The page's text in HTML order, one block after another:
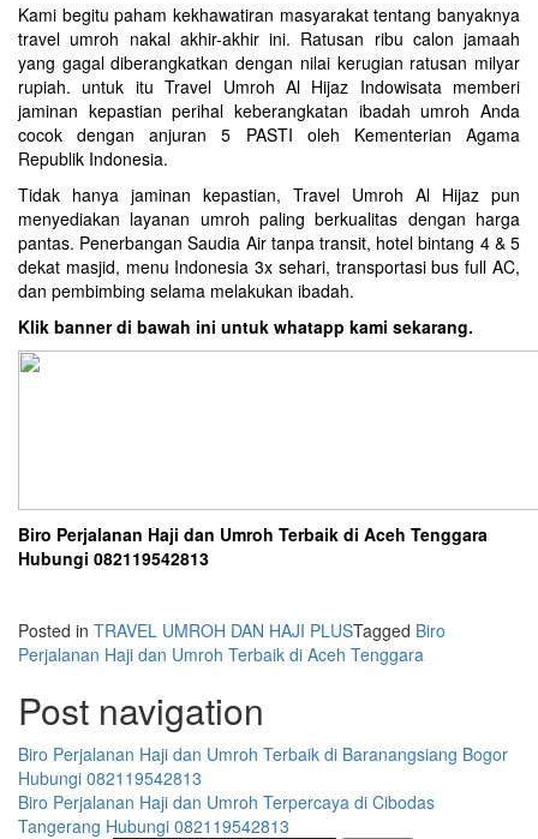
Kami begitu paham kekhawatiran masyarakat tentang banyaknya
travel umroh nakal akhir-akhir ini. Ratusan ribu calon jamaah
yang gagal diberangkatkan dengan nilai kerugian ratusan milyar
rupiah. untuk itu Travel Umroh Al Hijaz Indowisata memberi
jaminan kepastian perihal keberangkatan ibadah umroh Anda
cocok dengan anjuran 5 PASTI oleh Kementerian Agama
Republik Indonesia.
Tidak hanya jaminan kepastian, Travel Umroh Al Hijaz pun
menyediakan layanan umroh paling berkualitas dengan harga
pantas. Penerbangan Saudia Air tanpa transit, hotel bintang 4 & 5
dekat masjid, menu Indonesia 3x sehari, transportasi bus full AC,
dan pembimbing selama melakukan ibadah.
Klik banner di bawah ini untuk whatapp kami sekarang.
Biro Perjalanan Haji dan Umroh Terbaik di Aceh Tenggara
Hubungi 082119542813
Posted in TRAVEL UMROH DAN HAJI PLUSTagged Biro
Perjalanan Haji dan Umroh Terbaik di Aceh Tenggara
Post navigation
Biro Perjalanan Haji dan Umroh Terbaik di Baranangsiang Bogor
Hubungi 082119542813
Biro Perjalanan Haji dan Umroh Terpercaya di Cibodas
Tangerang Hubungi 082119542813